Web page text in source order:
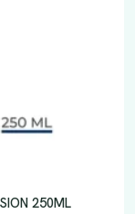
250ML